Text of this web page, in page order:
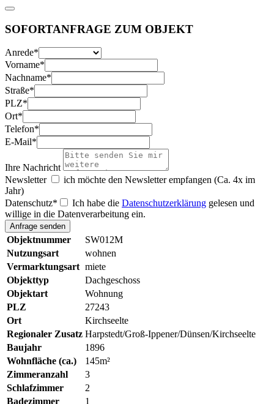
SOFORTANFRAGE ZUM OBJEKT
Anrede*
Vorname*
Nachname*
Straße*
PLZ*
Ort*
Telefon*
E-Mail*
Ihre Nachricht
Newsletter
ich möchte den Newsletter empfangen (Ca. 4x im
Jahr)
Datenschutz* Ich habe die Datenschutzerklärung gelesen und
willige in die Datenverarbeitung ein.
Objektnummer
SW012M
Nutzungsart
wohnen
Vermarktungsart miete
Objekttyp
Dachgeschoss
Objektart
Wohnung
PLZ
27243
Ort
Kirchseelte
Regionaler Zusatz Harpstedt/Groß-Ippener/Dünsen/Kirchseelte
Baujahr
1896
Wohnfläche (ca.)
145m²
Zimmeranzahl
3
Schlafzimmer
2
Badezimmer
1